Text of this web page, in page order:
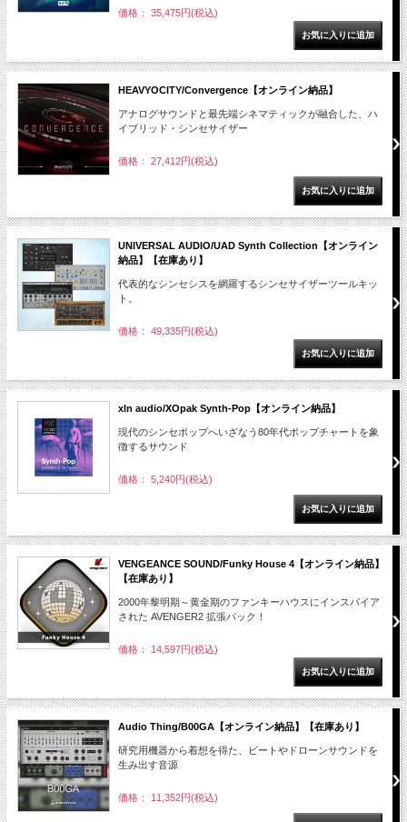
価格： 35,475円(税込)
HEAVYOCITY/Convergence【オンライン納品】
アナログサウンドと最先端シネマティックが融合した、ハ
イブリッド・シンセサイザー
価格： 27,412円(税込)
UNIVERSAL AUDIO/UAD Synth Collection【オンライン
納品】【在庫あり】
代表的なシンセシスを網羅するシンセサイザーツールキッ
ト。
価格： 49,335円(税込)
xln audio/XOpak Synth-Pop【オンライン納品】
現代のシンセポップへいざなう80年代ポップチャートを象
徴するサウンド
価格： 5,240円(税込)
VENGEANCE SOUND/Funky House 4【オンライン納品】
【在庫あり】
2000年黎明期～黄金期のファンキーハウスにインスパイア
された AVENGER2 拡張パック！
価格： 14,597円(税込)
Audio Thing/B00GA【オンライン納品】【在庫あり】
研究用機器から着想を得た、ビートやドローンサウンドを
生み出す音源
価格： 11,352円(税込)